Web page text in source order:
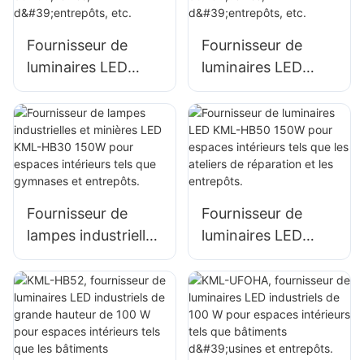
extérieurs et de
Fournisseur de
luminaires LED
KML-HB30 100W
pour l'éclairage
intérieur d'usines,
d'entrepôts, etc.
Fournisseur de
luminaires LED
KML-HB50 100W
pour l'éclairage
intérieur d'usines,
d'entrepôts, etc.
Fournisseur de
lampes industrielles
et minières LED
KML-HB30 150W
pour espaces
intérieurs tels que
gymnases et
Fournisseur de
luminaires LED
KML-HB50 150W
pour espaces
intérieurs tels que
les ateliers de
réparation et les